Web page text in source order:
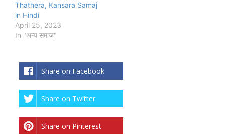
Thathera, Kansara Samaj
in Hindi
April 25, 2023
In "अन्य समाज"
Share on Facebook
Share on Twitter
Share on Pinterest